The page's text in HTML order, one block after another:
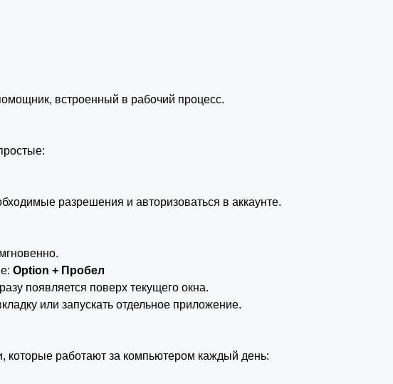
встроенный в рабочий процесс.
разрешения и авторизоваться в аккаунте.
Option + Пробел
появляется поверх текущего окна.
или запускать отдельное приложение.
которые работают за компьютером каждый день: